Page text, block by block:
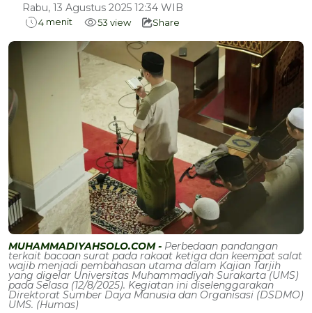
Rabu, 13 Agustus 2025 12:34 WIB
4 menit 53 view Share
MUHAMMADIYAHSOLO.COM - Perbedaan pandangan
terkait bacaan surat pada rakaat ketiga dan keempat salat
wajib menjadi pembahasan utama dalam Kajian Tarjih
yang digelar Universitas Muhammadiyah Surakarta (UMS)
pada Selasa (12/8/2025). Kegiatan ini diselenggarakan
Direktorat Sumber Daya Manusia dan Organisasi (DSDMO)
UMS. (Humas)